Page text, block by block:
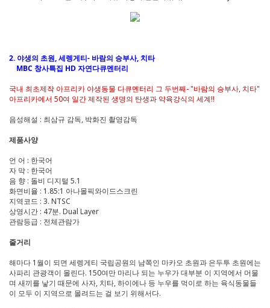
2. 야생의 초원, 세렝게티- 바람의 승부사, 치타
MBC 창사특집 HD 자연다큐멘터리
국내 최초제작 아프리카 야생동물 다큐멘터리 그 두번째- "바람의 승부사, 치타"
아프리카에서 50여 일간 제작된 생명의 탄생과 약육강식의 세계!!
음성해설 : 최삼규 감독, 박화진 촬영감독
제품사양
언 어 : 한국어
자 막 : 한국어
음 향 : 돌비 디지털 5.1
화면비율 : 1.85:1 아나몰픽와이드스크린
지역코드 : 3. NTSC
상영시간 : 47분. Dual Layer
관람등급 : 전체관람가
줄거리
해마다 1월이 되면 세렝게티 국립공원의 남쪽인 마카오 초원과 은두투 초원에는
사파리 관광객이 몰린다. 150여만 마리나 되는 누우가 대부분 이 지역에서 머물
며 새끼를 낳기 때문에 사자, 치타, 하이에나 등 누우를 먹이로 하는 육식동물들
이 모두 이 지역으로 몰려드는 걸 보기 위해서다.